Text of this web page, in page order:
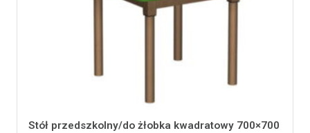
Stół przedszkolny/do żłobka kwadratowy 700×700